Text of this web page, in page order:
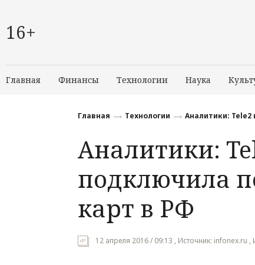
16+
Главная Финансы Технологии Наука
Главная Технологии Аналитики:
Аналитики:
подключила
карт в РФ
12 апреля 2016 / 09:13 , Источник: infonex.ru